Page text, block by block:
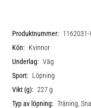
Produktnummer: 1162031-
Kön: Kvinnor
Underlag: Väg
Sport: Löpning
Vikt (g): 227 g
Typ av löpning: Träning,